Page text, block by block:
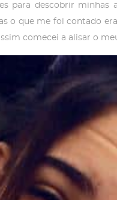
para descobrir minhas
o que me foi contado
comecei a alisar o